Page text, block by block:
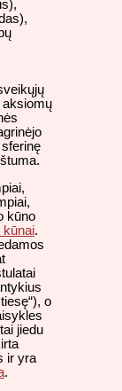
kūno
kūnai.
o
jiedu
ir yra
.